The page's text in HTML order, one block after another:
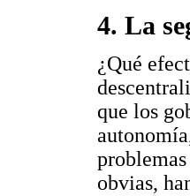
4. La
¿Qué
que los
obvias,